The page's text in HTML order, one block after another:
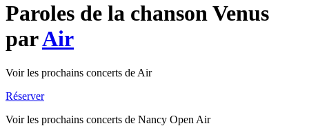
Paroles de la chanson Venus
parAir
Voir les prochains concerts de Air
Réserver
Voir les prochains concerts de Nancy Open Air